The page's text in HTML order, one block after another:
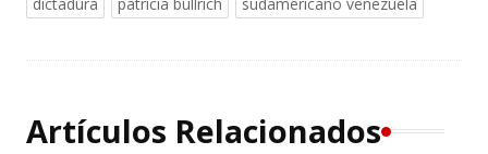
Artículos Relacionados